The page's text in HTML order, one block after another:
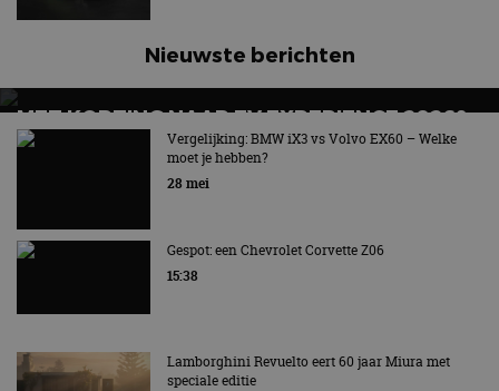
Nieuwste berichten
MET KORTING NAAR EV EXPERIENCE 2026?
AUTORAI REGELT HET!
EV Experience 2026 van 24 tot 26 september
Vergelijking: BMW iX3 vs Volvo EX60 – Welke
moet je hebben?
28 mei
Gespot: een Chevrolet Corvette Z06
15:38
Lamborghini Revuelto eert 60 jaar Miura met
speciale editie